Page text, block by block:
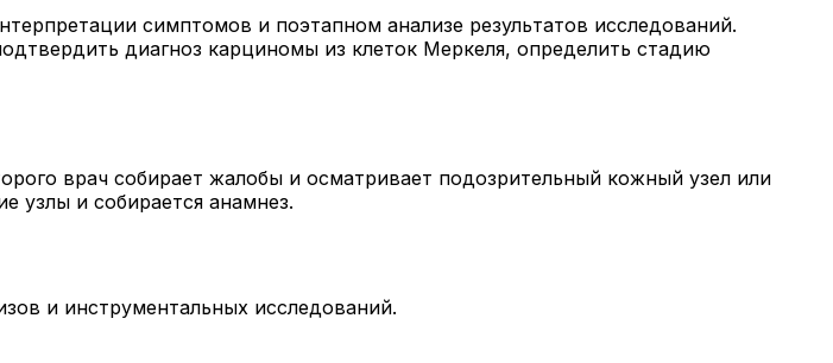
симптомов и поэтапном анализе результатов исследований.
диагноз карциномы из клеток Меркеля, определить стадию
врач собирает жалобы и осматривает подозрительный кожный узел или
узлы и собирается анамнез.
и инструментальных исследований.